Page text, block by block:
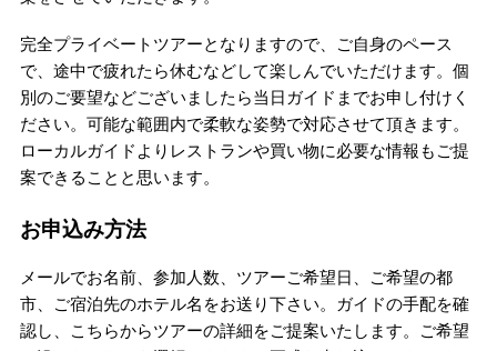
完全プライベートツアーとなりますので、ご自身のペース
で、途中で疲れたら休むなどして楽しんでいただけます。個
別のご要望などございましたら当日ガイドまでお申し付けく
ださい。可能な範囲内で柔軟な姿勢で対応させて頂きます。
ローカルガイドよりレストランや買い物に必要な情報もご提
案できることと思います。
お申込み方法
メールでお名前、参加人数、ツアーご希望日、ご希望の都
市、ご宿泊先のホテル名をお送り下さい。ガイドの手配を確
認し、こちらからツアーの詳細をご提案いたします。ご希望